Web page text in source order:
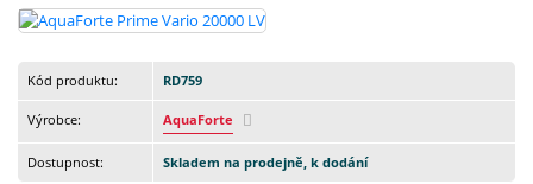
Kód produktu: RD759
Výrobce: AquaForte
Dostupnost: Skladem na prodejně, k dodání